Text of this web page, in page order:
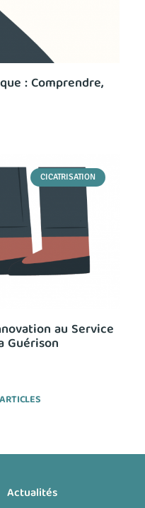
: Comprendre,
CICATRISATION
au Service
Guérison
Actualités